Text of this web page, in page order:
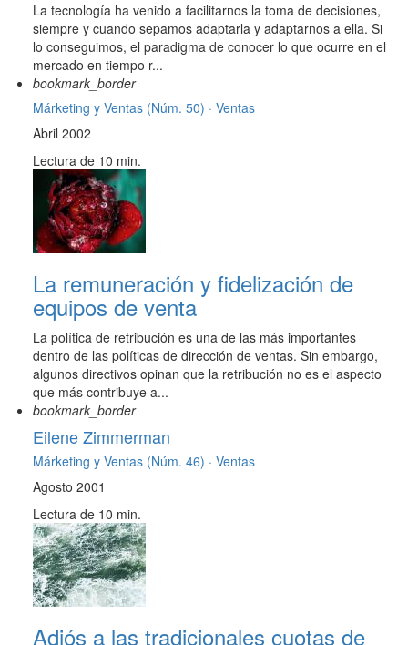
La tecnología ha venido a facilitarnos la toma de decisiones,
siempre y cuando sepamos adaptarla y adaptarnos a ella. Si
lo conseguimos, el paradigma de conocer lo que ocurre en el
mercado en tiempo r...
bookmark_border
Márketing y Ventas (Núm. 50) · Ventas
Abril 2002
Lectura de 10 min.
La remuneración y fidelización de
equipos de venta
La política de retribución es una de las más importantes
dentro de las políticas de dirección de ventas. Sin embargo,
algunos directivos opinan que la retribución no es el aspecto
que más contribuye a...
bookmark_border
Eilene Zimmerman
Márketing y Ventas (Núm. 46) · Ventas
Agosto 2001
Lectura de 10 min.
Adiós a las tradicionales cuotas de